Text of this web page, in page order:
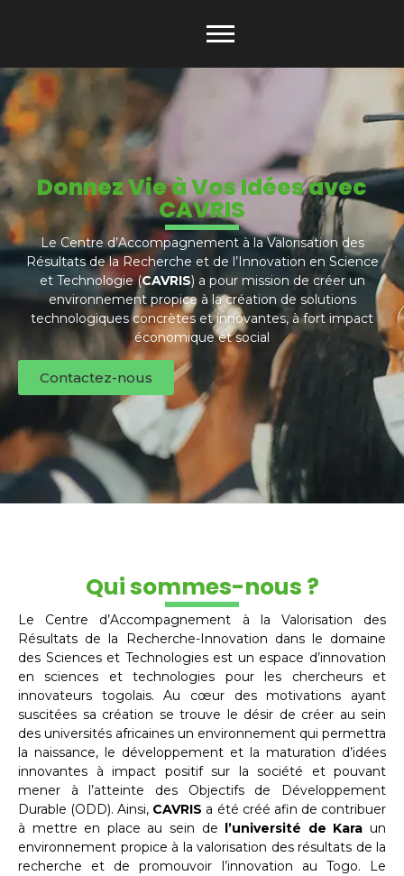
Donnez Vie à Vos Idées avec
CAVRIS
Le Centre d’Accompagnement à la Valorisation des
Résultats de la Recherche et de l’Innovation en Science
et Technologie (CAVRIS) a pour mission de créer un
environnement propice à la création de solutions
technologiques concrètes et innovantes, à fort impact
économique et social
Contactez-nous
Qui sommes-nous ?
Le Centre d’Accompagnement à la Valorisation des
Résultats de la Recherche-Innovation dans le domaine
des Sciences et Technologies est un espace d’innovation
en sciences et technologies pour les chercheurs et
innovateurs togolais. Au cœur des motivations ayant
suscitées sa création se trouve le désir de créer au sein
des universités africaines un environnement qui permettra
la naissance, le développement et la maturation d’idées
innovantes à impact positif sur la société et pouvant
mener à l’atteinte des Objectifs de Développement
Durable (ODD). Ainsi, CAVRIS a été créé afin de contribuer
à mettre en place au sein de
l’université de Kara un
environnement propice à la valorisation des résultats de la
recherche et de promouvoir l’innovation au Togo. Le